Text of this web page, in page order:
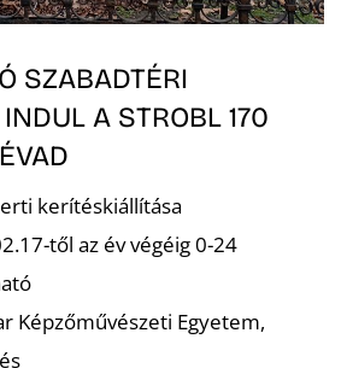
SZABADTÉRI
A STROBL 170
kerítéskiállítása
től az év végéig 0-24
Képzőművészeti Egyetem,